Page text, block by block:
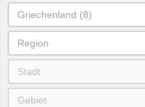
Griechenland (8)
Region
Stadt
Gebiet